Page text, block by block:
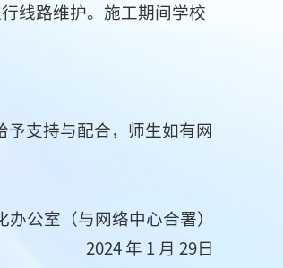
线路维护。施工期间学校
予支持与配合，师生如有网
办公室（与网络中心合署）
2024 年 1 月 29日